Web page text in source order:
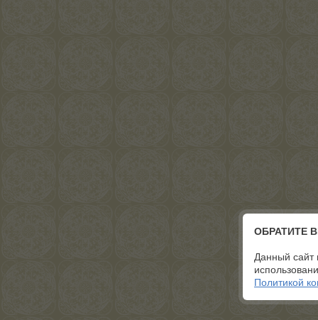
ОБРАТИТЕ
Данный сайт
Политикой